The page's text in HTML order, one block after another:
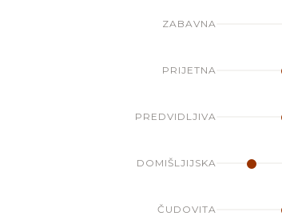
ZABAVNA
PRIJETNA
PREDVIDLJIVA
DOMIŠLJIJSKA
ČUDOVITA